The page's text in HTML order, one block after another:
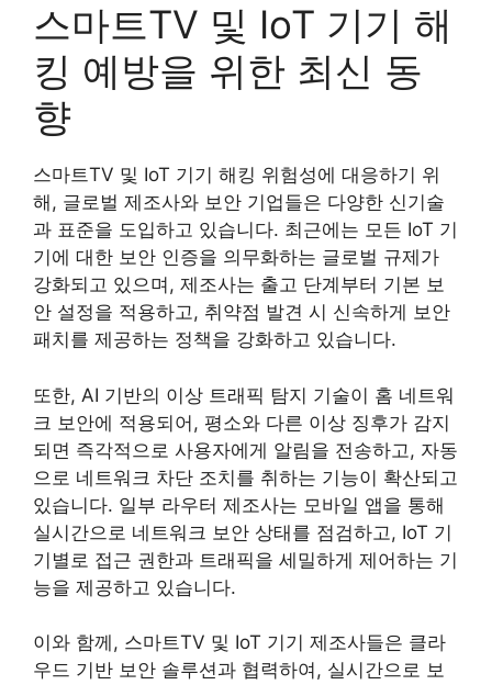
스마트TV 및 IoT 기기 해
킹 예방을 위한 최신 동
향
스마트TV 및 IoT 기기 해킹 위험성에 대응하기 위
해, 글로벌 제조사와 보안 기업들은 다양한 신기술
과 표준을 도입하고 있습니다. 최근에는 모든 IoT 기
기에 대한 보안 인증을 의무화하는 글로벌 규제가
강화되고 있으며, 제조사는 출고 단계부터 기본 보
안 설정을 적용하고, 취약점 발견 시 신속하게 보안
패치를 제공하는 정책을 강화하고 있습니다.
또한, AI 기반의 이상 트래픽 탐지 기술이 홈 네트워
크 보안에 적용되어, 평소와 다른 이상 징후가 감지
되면 즉각적으로 사용자에게 알림을 전송하고, 자동
으로 네트워크 차단 조치를 취하는 기능이 확산되고
있습니다. 일부 라우터 제조사는 모바일 앱을 통해
실시간으로 네트워크 보안 상태를 점검하고, IoT 기
기별로 접근 권한과 트래픽을 세밀하게 제어하는 기
능을 제공하고 있습니다.
이와 함께, 스마트TV 및 IoT 기기 제조사들은 클라
우드 기반 보안 솔루션과 협력하여, 실시간으로 보